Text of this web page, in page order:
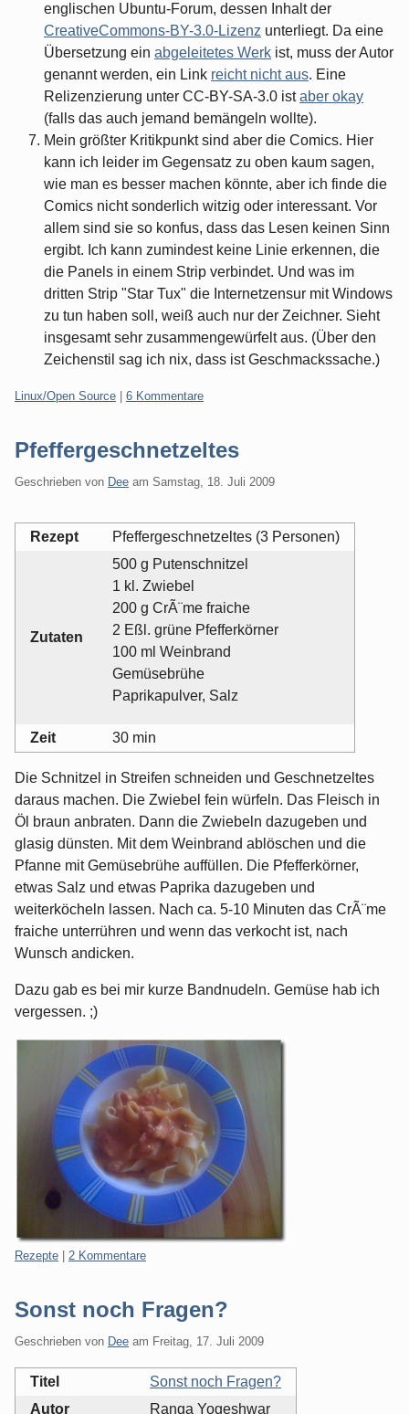
englischen Ubuntu-Forum, dessen Inhalt der
CreativeCommons-BY-3.0-Lizenz unterliegt. Da eine
Übersetzung ein abgeleitetes Werk ist, muss der Autor
genannt werden, ein Link reicht nicht aus. Eine
Relizenzierung unter CC-BY-SA-3.0 istaber okay
(falls das auch jemand bemängeln wollte).
Mein größter Kritikpunkt sind aber die Comics. Hier
kann ich leider im Gegensatz zu oben kaum sagen,
wie man es besser machen könnte, aber ich finde die
Comics nicht sonderlich witzig oder interessant. Vor
allem sind sie so konfus, dass das Lesen keinen Sinn
ergibt. Ich kann zumindest keine Linie erkennen, die
die Panels in einem Strip verbindet. Und was im
dritten Strip "Star Tux" die Internetzensur mit Windows
zu tun haben soll, weiß auch nur der Zeichner. Sieht
insgesamt sehr zusammengewürfelt aus. (Über den
Zeichenstil sag ich nix, dass ist Geschmackssache.)
Kategorien:
Linux/Open Source 6 Kommentare
Pfeffergeschnetzeltes
Geschrieben von Dee am Samstag, 18. Juli 2009
Rezept Pfeffergeschnetzeltes (3 Personen)
Zutaten
500 g Putenschnitzel
1 kl. Zwiebel
200 g CrÃ¨me fraiche
2 Eßl. grüne Pfefferkörner
100 ml Weinbrand
Gemüsebrühe
Paprikapulver, Salz
Zeit 30 min
Die Schnitzel in Streifen schneiden und Geschnetzeltes
daraus machen. Die Zwiebel fein würfeln. Das Fleisch in
Öl braun anbraten. Dann die Zwiebeln dazugeben und
glasig dünsten. Mit dem Weinbrand ablöschen und die
Pfanne mit Gemüsebrühe auffüllen. Die Pfefferkörner,
etwas Salz und etwas Paprika dazugeben und
weiterköcheln lassen. Nach ca. 5-10 Minuten das CrÃ¨me
fraiche unterrühren und wenn das verkocht ist, nach
Wunsch andicken.
Dazu gab es bei mir kurze Bandnudeln. Gemüse hab ich
vergessen. ;)
Kategorien:
Rezepte 2 Kommentare
Sonst noch Fragen?
Geschrieben von Dee am Freitag, 17. Juli 2009
Titel
Sonst noch Fragen?
Autor
Ranga Yogeshwar